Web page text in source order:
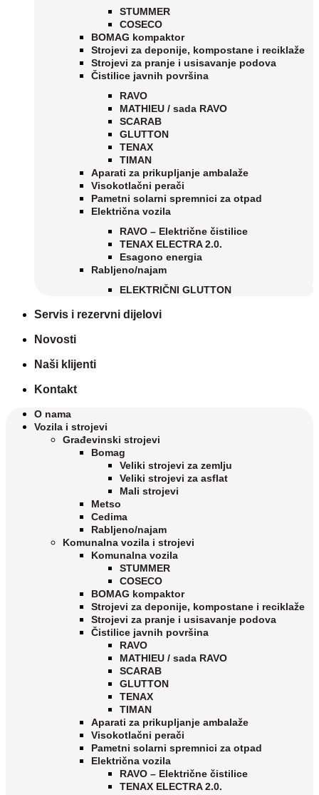
STUMMER
COSECO
BOMAG kompaktor
Strojevi za deponije, kompostane i reciklaže
Strojevi za pranje i usisavanje podova
Čistilice javnih površina
RAVO
MATHIEU / sada RAVO
SCARAB
GLUTTON
TENAX
TIMAN
Aparati za prikupljanje ambalaže
Visokotlačni perači
Pametni solarni spremnici za otpad
Električna vozila
RAVO – Električne čistilice
TENAX ELECTRA 2.0.
Esagono energia
Rabljeno/najam
ELEKTRIČNI GLUTTON
Servis i rezervni dijelovi
Novosti
Naši klijenti
Kontakt
O nama
Vozila i strojevi
Građevinski strojevi
Bomag
Veliki strojevi za zemlju
Veliki strojevi za asflat
Mali strojevi
Metso
Cedima
Rabljeno/najam
Komunalna vozila i strojevi
Komunalna vozila
STUMMER
COSECO
BOMAG kompaktor
Strojevi za deponije, kompostane i reciklaže
Strojevi za pranje i usisavanje podova
Čistilice javnih površina
RAVO
MATHIEU / sada RAVO
SCARAB
GLUTTON
TENAX
TIMAN
Aparati za prikupljanje ambalaže
Visokotlačni perači
Pametni solarni spremnici za otpad
Električna vozila
RAVO – Električne čistilice
TENAX ELECTRA 2.0.